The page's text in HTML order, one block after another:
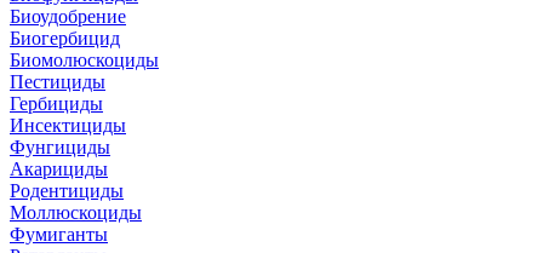
Биоудобрение
Биогербицид
Биомолюскоциды
Пестициды
Гербициды
Инсектициды
Фунгициды
Акарициды
Родентициды
Моллюскоциды
Фумиганты